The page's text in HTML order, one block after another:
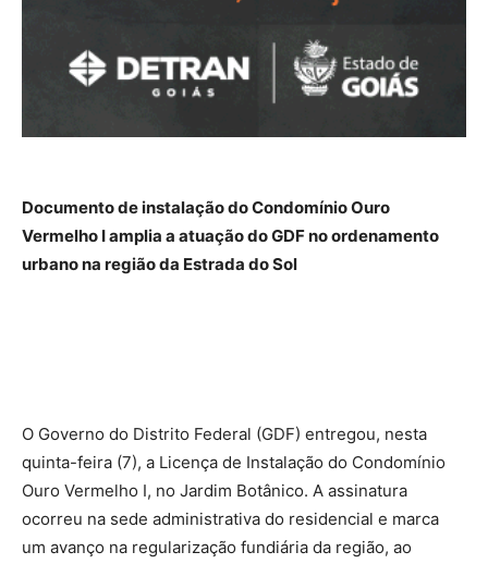
Documento de instalação do Condomínio Ouro
Vermelho I amplia a atuação do GDF no ordenamento
urbano na região da Estrada do Sol
O Governo do Distrito Federal (GDF) entregou, nesta
quinta-feira (7), a Licença de Instalação do Condomínio
Ouro Vermelho I, no Jardim Botânico. A assinatura
ocorreu na sede administrativa do residencial e marca
um avanço na regularização fundiária da região, ao